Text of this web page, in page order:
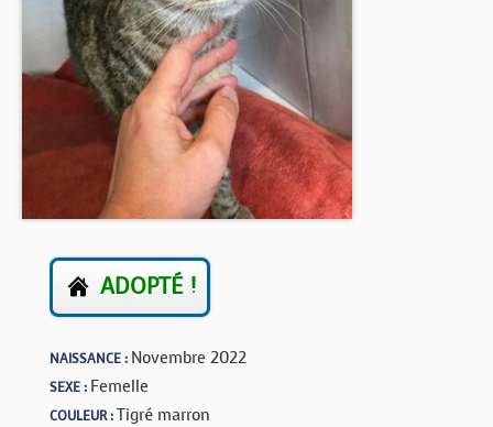
BOUTIQUE
FORUM
ADOPTÉ !
NAISSANCE : Novembre 2022
SEXE : Femelle
COULEUR :Tigré marron